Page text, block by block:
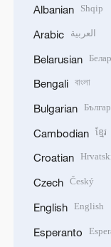
Albanian Shqip
Arabic العربية
Belarusian
Bengali বাংলা
Bulgarian
Cambodian ខ្មែរ
Croatian
Czech Český
English English
Esperanto